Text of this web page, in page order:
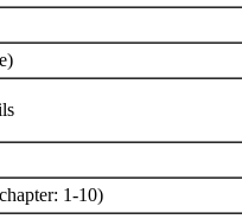
1-10)